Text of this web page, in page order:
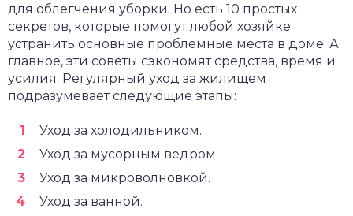
для облегчения уборки. Но есть 10 простых
секретов, которые помогут любой хозяйке
устранить основные проблемные места в доме. А
главное, эти советы сэкономят средства, время и
усилия. Регулярный уход за жилищем
подразумевает следующие этапы:
Уход за холодильником.
Уход за мусорным ведром.
Уход за микроволновкой.
Уход за ванной.